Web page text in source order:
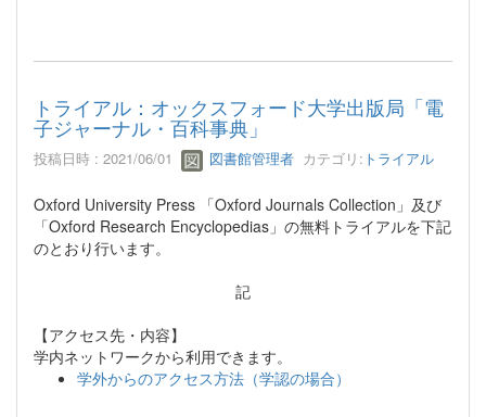
トライアル：オックスフォード大学出版局「電
子ジャーナル・百科事典」
投稿日時 : 2021/06/01 図書館管理者 カテゴリ: トライアル
Oxford University Press 「Oxford Journals Collection」及び
「Oxford Research Encyclopedias」の無料トライアルを下記
のとおり行います。
記
【アクセス先・内容】
学内ネットワークから利用できます。
学外からのアクセス方法（学認の場合）